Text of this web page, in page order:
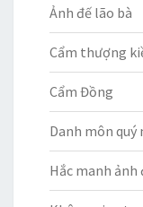
Ảnh đế lão bà
Cẩm thượng
Cẩm Đồng
Danh môn quý
Hắc manh